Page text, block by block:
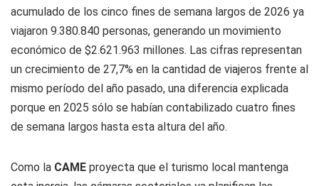
acumulado de los cinco fines de semana largos de 2026 ya
viajaron 9.380.840 personas, generando un movimiento
económico de $2.621.963 millones. Las cifras representan
un crecimiento de 27,7% en la cantidad de viajeros frente al
mismo período del año pasado, una diferencia explicada
porque en 2025 sólo se habían contabilizado cuatro fines
de semana largos hasta esta altura del año.
Como la CAME proyecta que el turismo local mantenga